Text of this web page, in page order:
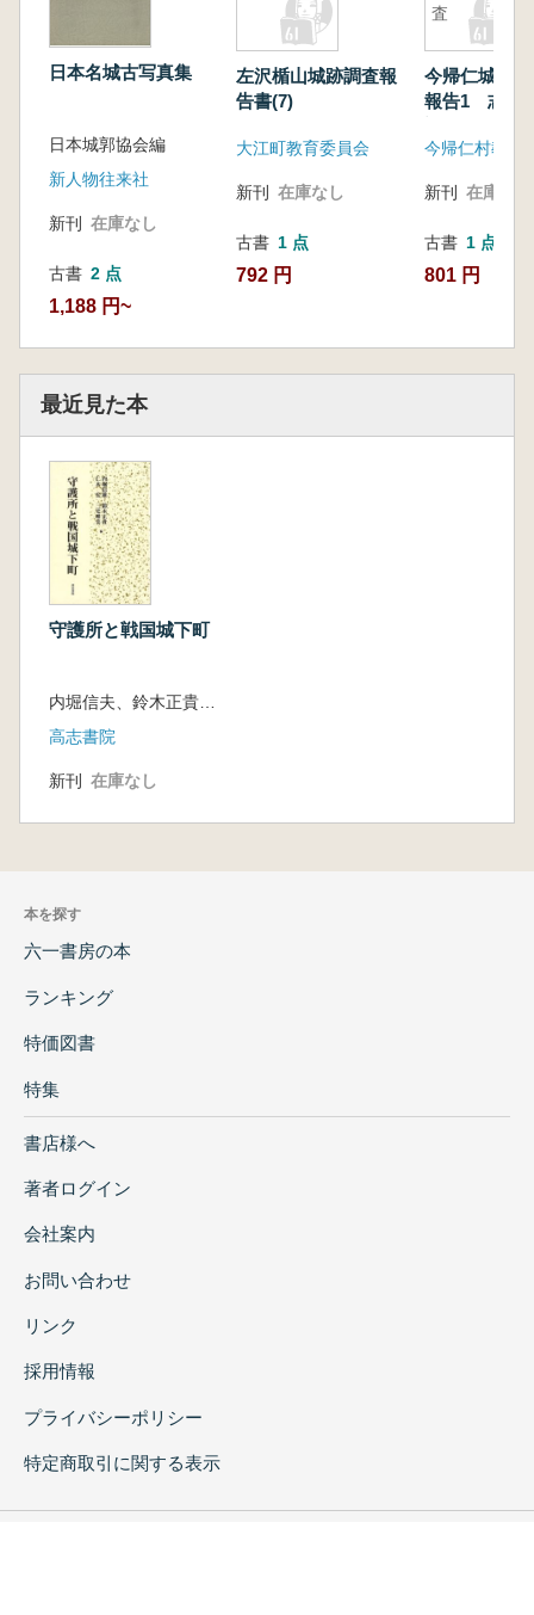
日本名城古写真集
日本城郭協会編
新人物往来社
新刊 在庫なし
古書 2 点
1,188 円~
左沢楯山城跡調査報
告書(7)
大江町教育委員会
新刊 在庫なし
古書 1 点
792 円
査
今帰仁城跡
報告1 志慶
今帰仁村教育
新刊 在庫なし
古書 1 点
801 円
最近見た本
守護所と戦国城下町
高志書院
新刊 在庫なし
本を探す
六一書房の本
ランキング
特価図書
特集
書店様へ
著者ログイン
会社案内
お問い合わせ
リンク
採用情報
プライバシーポリシー
特定商取引に関する表示